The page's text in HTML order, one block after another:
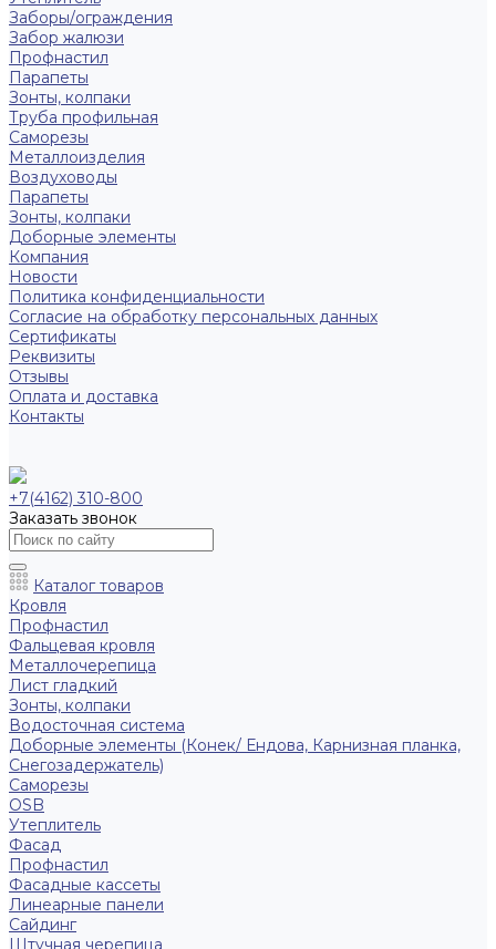
Заборы/ограждения
Забор жалюзи
Профнастил
Парапеты
Зонты, колпаки
Труба профильная
Саморезы
Металлоизделия
Воздуховоды
Парапеты
Зонты, колпаки
Доборные элементы
Компания
Новости
Политика конфиденциальности
Согласие на обработку персональных данных
Сертификаты
Реквизиты
Отзывы
Оплата и доставка
Контакты
+7(4162) 310-800
Заказать звонок
Каталог товаров
Кровля
Профнастил
Фальцевая кровля
Металлочерепица
Лист гладкий
Зонты, колпаки
Водосточная система
Доборные элементы (Конек/ Ендова, Карнизная планка,
Снегозадержатель)
Саморезы
ОSB
Утеплитель
Фасад
Профнастил
Фасадные кассеты
Линеарные панели
Сайдинг
Штучная черепица